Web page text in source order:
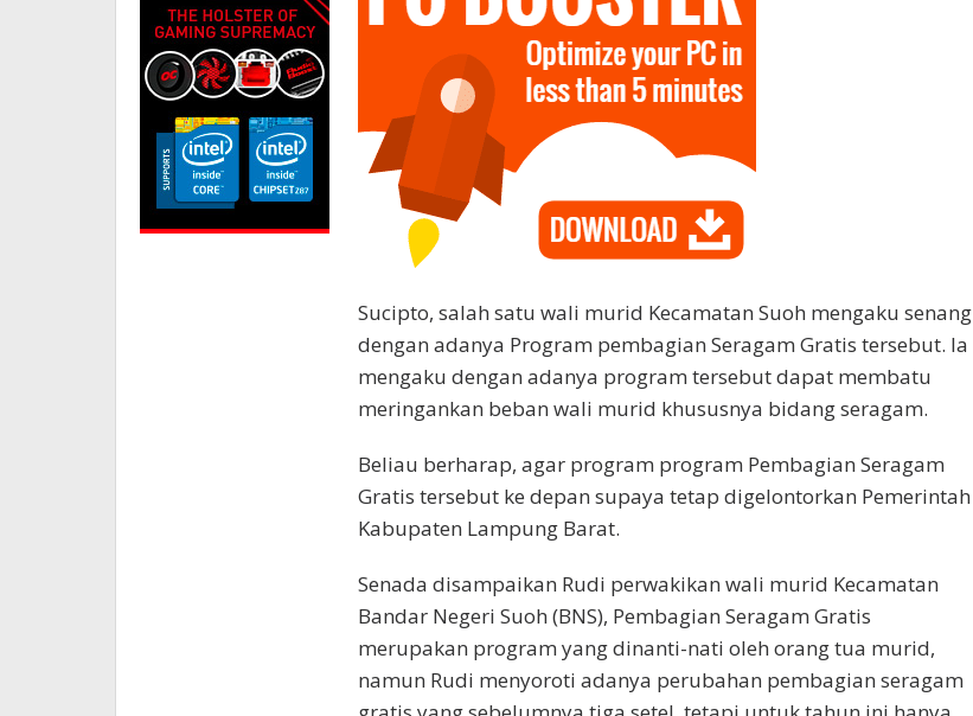
Sucipto, salah satu wali murid Kecamatan Suoh mengaku senang
dengan adanya Program pembagian Seragam Gratis tersebut. Ia
mengaku dengan adanya program tersebut dapat membatu
meringankan beban wali murid khususnya bidang seragam.
Beliau berharap, agar program program Pembagian Seragam
Gratis tersebut ke depan supaya tetap digelontorkan Pemerintah
Kabupaten Lampung Barat.
Senada disampaikan Rudi perwakikan wali murid Kecamatan
Bandar Negeri Suoh (BNS), Pembagian Seragam Gratis
merupakan program yang dinanti-nati oleh orang tua murid,
namun Rudi menyoroti adanya perubahan pembagian seragam